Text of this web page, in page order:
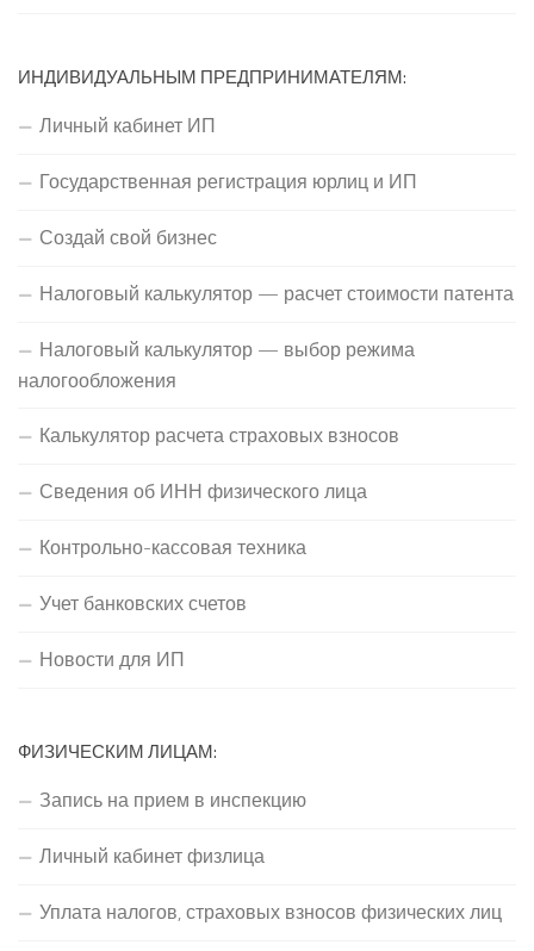
ИНДИВИДУАЛЬНЫМ ПРЕДПРИНИМАТЕЛЯМ:
Личный кабинет ИП
Государственная регистрация юрлиц и ИП
Создай свой бизнес
Налоговый калькулятор — расчет стоимости патента
Налоговый калькулятор — выбор режима
налогообложения
Калькулятор расчета страховых взносов
Сведения об ИНН физического лица
Контрольно-кассовая техника
Учет банковских счетов
Новости для ИП
ФИЗИЧЕСКИМ ЛИЦАМ:
Запись на прием в инспекцию
Личный кабинет физлица
Уплата налогов, страховых взносов физических лиц